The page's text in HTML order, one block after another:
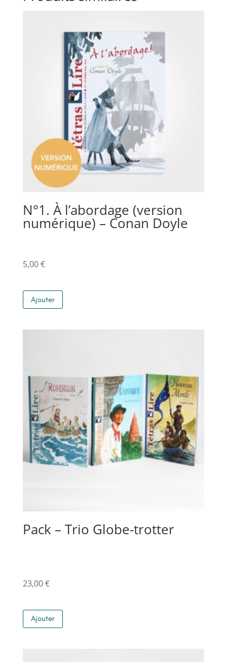
N°1. À l’abordage (version
numérique) – Conan Doyle
5,00€
Ajouter
Pack – Trio Globe-trotter
23,00€
Ajouter